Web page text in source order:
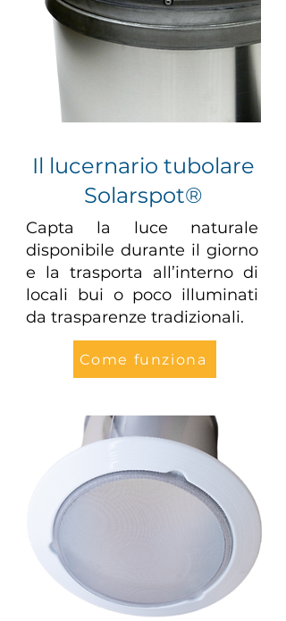
Il lucernario tubolare
Solarspot®
Capta la luce naturale
disponibile durante il giorno
e la trasporta all’interno di
locali bui o poco illuminati
da trasparenze tradizionali.
Come funziona